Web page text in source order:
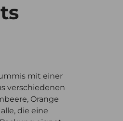
mit einer
verschiedenen
Orange
die eine